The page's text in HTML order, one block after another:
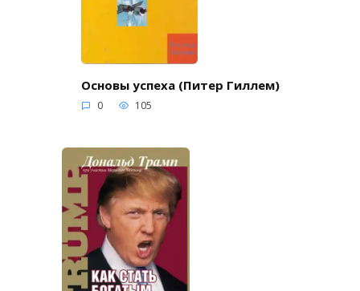
Основы успеха (Питер Гиллем)
0 105